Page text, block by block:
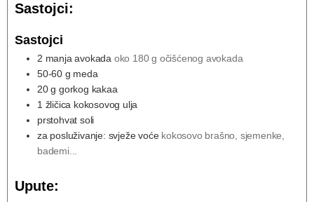
Sastojci:
Sastojci
2 manja avokada oko 180 g očišćenog avokada
50-60 g meda
20 g gorkog kakaa
1 žličica kokosovog ulja
prstohvat soli
za posluživanje: svježe voće kokosovo brašno, sjemenke,
bademi...
Upute: